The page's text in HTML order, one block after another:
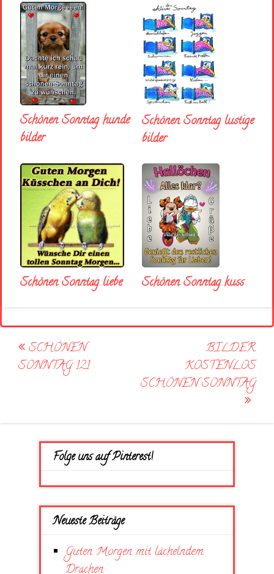
Schönen Sonntag hunde
bilder
Schönen Sonntag lustige
bilder
Schönen Sonntag liebe Schönen Sonntag kuss
Post
navigation
SCHÖNEN
SONNTAG 121
BILDER
KOSTENLOS
SCHÖNEN SONNTAG
Folge uns auf Pinterest!
Neueste Beiträge
Guten Morgen mit lächelndem
Drachen